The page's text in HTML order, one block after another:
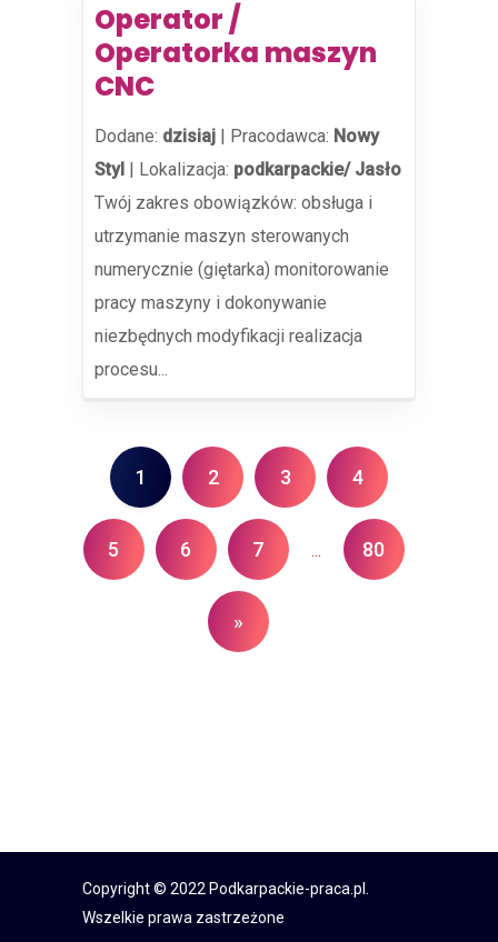
Operator /
Operatorka maszyn
CNC
Dodane: dzisiaj | Pracodawca: Nowy
Styl | Lokalizacja: podkarpackie/ Jasło
Twój zakres obowiązków: obsługa i
utrzymanie maszyn sterowanych
numerycznie (giętarka) monitorowanie
pracy maszyny i dokonywanie
niezbędnych modyfikacji realizacja
procesu...
1 2 3 4
5 6 7 ... 80
»
Copyright © 2022 Podkarpackie-praca.pl.
Wszelkie prawa zastrzeżone